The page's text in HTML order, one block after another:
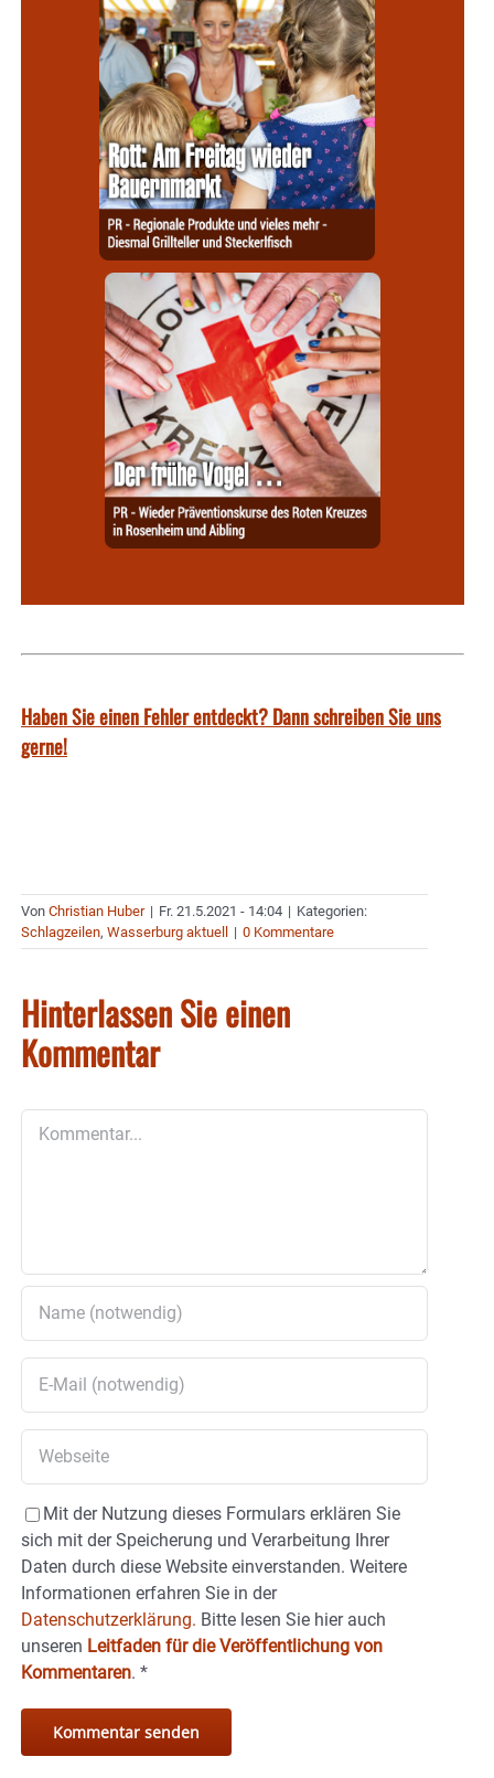
Haben Sie einen Fehler entdeckt? Dann schreiben Sie uns
gerne!
Von Christian Huber | Fr. 21.5.2021 - 14:04 | Kategorien:
Schlagzeilen, Wasserburg aktuell | 0 Kommentare
Hinterlassen Sie einen
Kommentar
Mit der Nutzung dieses Formulars erklären Sie
sich mit der Speicherung und Verarbeitung Ihrer
Daten durch diese Website einverstanden. Weitere
Informationen erfahren Sie in der
Datenschutzerklärung. Bitte lesen Sie hier auch
unseren Leitfaden für die Veröffentlichung von
Kommentaren. *